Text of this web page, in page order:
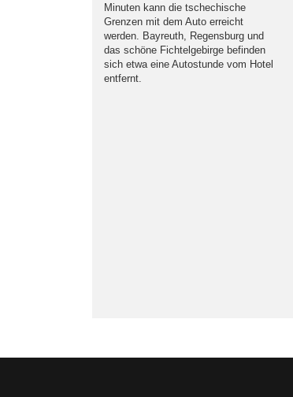
Minuten kann die tschechische
Grenzen mit dem Auto erreicht
werden. Bayreuth, Regensburg und
das schöne Fichtelgebirge befinden
sich etwa eine Autostunde vom Hotel
entfernt.